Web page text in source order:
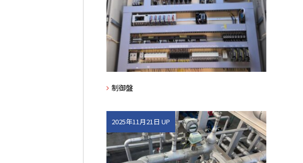
制御盤
2025年11月21日 UP